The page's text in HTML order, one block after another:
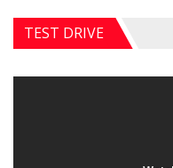
TEST DRIVE